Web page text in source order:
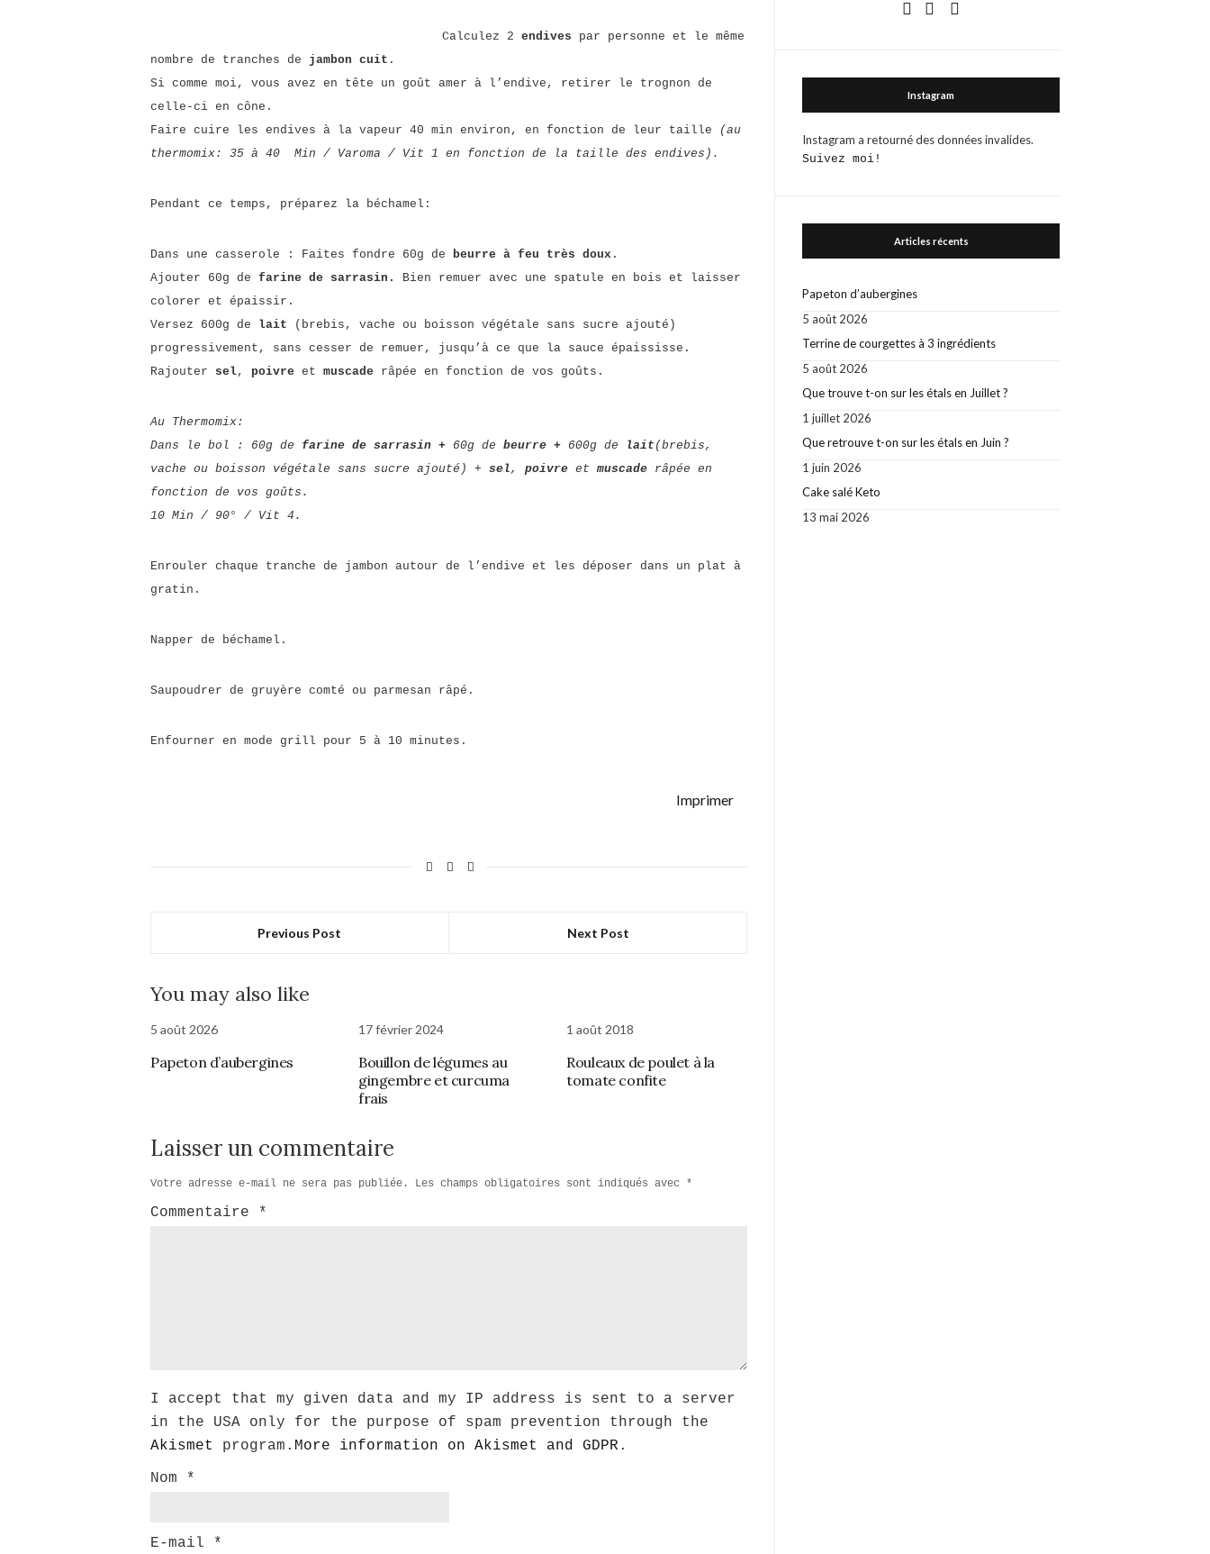
Calculez 2 endives par personne et le même
nombre de tranches de jambon cuit .
Si comme moi, vous avez en tête un goût amer à l’endive, retirer le trognon de
celle-ci en cône.
Faire cuire les endives à la vapeur 40 min environ, en fonction de leur taille
(au
thermomix: 35 à 40 Min / Varoma / Vit 1 en fonction de la taille des endives).
Pendant ce temps, préparez la béchamel:
Dans une casserole : Faites fondre 60g de beurre à feu très doux .
Ajouter 60g de farine de sarrasin. Bien remuer avec une spatule en bois et laisser
colorer et épaissir.
Versez 600g de lait (brebis, vache ou boisson végétale sans sucre ajouté)
progressivement, sans cesser de remuer, jusqu’à ce que la sauce épaississe.
Rajouter sel, poivre et muscade râpée en fonction de vos goûts.
Au Thermomix:
Dans le bol : 60g de farine de sarrasin + 60g de beurre + 600g de lait (brebis,
vache ou boisson végétale sans sucre ajouté) + sel, poivre et muscade râpée en
fonction de vos goûts.
10 Min / 90° / Vit 4.
Enrouler chaque tranche de jambon autour de l’endive et les déposer dans un plat à
gratin.
Napper de béchamel.
Saupoudrer de gruyère comté ou parmesan râpé.
Enfourner en mode grill pour 5 à 10 minutes.
Imprimer
Previous Post Next Post
You may also like
5 août 2026
Papeton d’aubergines
17 février 2024
Bouillon de légumes au
gingembre et curcuma
frais
1 août 2018
Rouleaux de poulet à la
tomate confite
Laisser un commentaire
Votre adresse e-mail ne sera pas publiée. Les champs obligatoires sont indiqués avec *
Commentaire *
I accept that my given data and my IP address is sent to a server
in the USA only for the purpose of spam prevention through the
Akismet
program. More information on Akismet and GDPR .
Nom
*
E-mail *
Instagram
Instagram a retourné des données invalides.
Suivez moi!
Articles récents
Papeton d’aubergines
5 août 2026
Terrine de courgettes à 3 ingrédients
5 août 2026
Que trouve t-on sur les étals en Juillet ?
1 juillet 2026
Que retrouve t-on sur les étals en Juin ?
1 juin 2026
Cake salé Keto
13 mai 2026